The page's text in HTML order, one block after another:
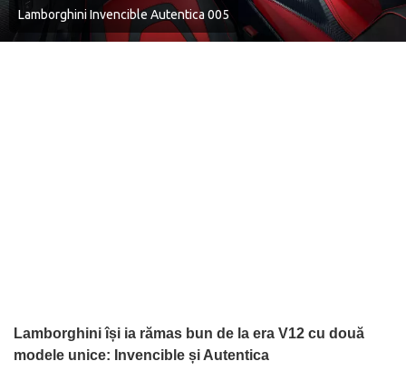
Lamborghini Invencible Autentica 005
Lamborghini își ia rămas bun de la era V12 cu două
modele unice: Invencible și Autentica